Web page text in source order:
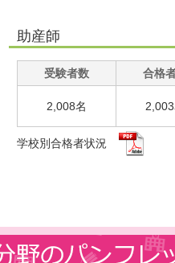
助産師
受験者数 合格
2,008名
学校別合格者状況